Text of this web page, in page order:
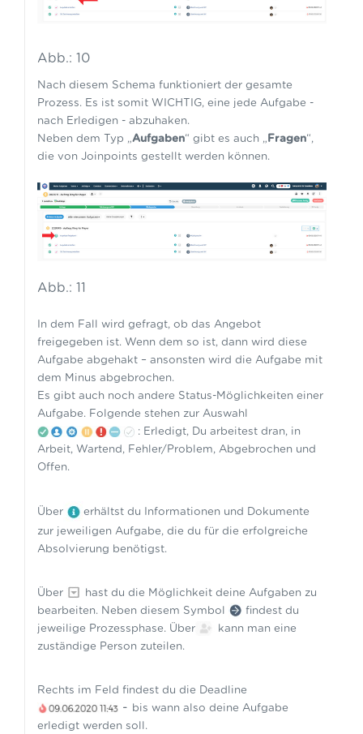
Abb.: 10
Nach diesem Schema funktioniert der gesamte
Prozess. Es ist somit WICHTIG, eine jede Aufgabe -
nach Erledigen - abzuhaken.
Neben dem Typ „Aufgaben“ gibt es auch „Fragen“,
die von Joinpoints gestellt werden können.
Abb.: 11
In dem Fall wird gefragt, ob das Angebot
freigegeben ist. Wenn dem so ist, dann wird diese
Aufgabe abgehakt – ansonsten wird die Aufgabe mit
dem Minus abgebrochen.
Es gibt auch noch andere Status-Möglichkeiten einer
Aufgabe. Folgende stehen zur Auswahl
: Erledigt, Du arbeitest dran, in
Arbeit, Wartend, Fehler/Problem, Abgebrochen und
Offen.
Über
erhältst du Informationen und Dokumente
zur jeweiligen Aufgabe, die du für die erfolgreiche
Absolvierung benötigst.
Über
hast du die Möglichkeit deine Aufgaben zu
bearbeiten. Neben diesem Symbol
findest du
jeweilige Prozessphase. Über
kann man eine
zuständige Person zuteilen.
Rechts im Feld findest du die Deadline
- bis wann also deine Aufgabe
erledigt werden soll.